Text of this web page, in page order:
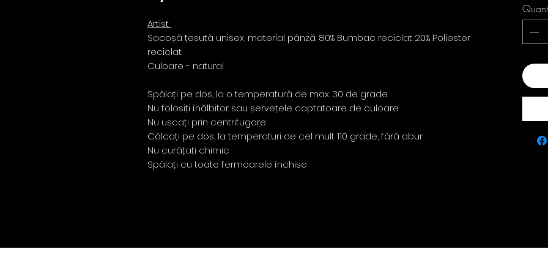
Artist
Sacoșă țesută unisex, material pânză. 80% Bumbac reciclat 20% Poliester
reciclat.
Culoare - natural
Spălați pe dos, la o temperatură de max. 30 de grade.
Nu folosiți înălbitor sau șervețele captatoare de culoare
Nu uscați prin centrifugare
Călcați pe dos, la temperaturi de cel mult 110 grade, fără abur
Nu curățați chimic
Spălați cu toate fermoarele închise